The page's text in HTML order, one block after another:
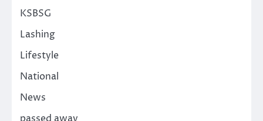
KSBSG
Lashing
Lifestyle
National
News